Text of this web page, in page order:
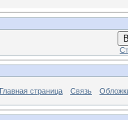
Главная страница Связь